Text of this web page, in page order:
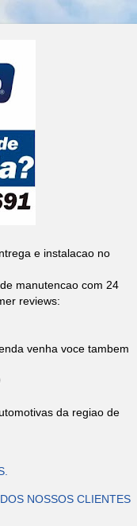
e instalacao no
manutencao com 24
reviews:
venha voce tambem
da regiao de
NOSSOS CLIENTES